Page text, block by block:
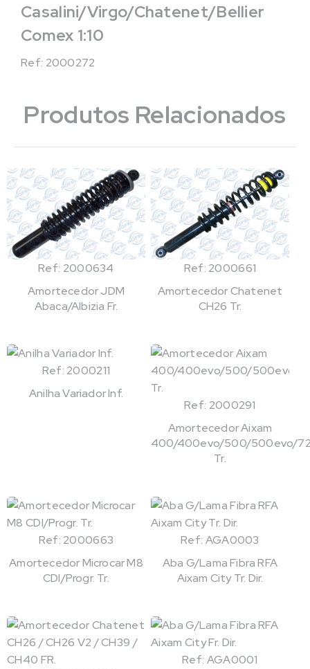
Casalini/Virgo/Chatenet/Bellier
Comex 1:10
Ref: 2000272
Produtos Relacionados
Ref: 2000634
Amortecedor JDM
Abaca/Albizia Fr.
Ref: 2000661
Amortecedor Chatenet
CH26 Tr.
Ref: 2000211
Anilha Variador Inf.
Ref: 2000291
Amortecedor Aixam
400/400evo/500/500evo/
Tr.
Ref: 2000663
Amortecedor Microcar M8
CDI/Progr. Tr.
Ref: AGA0003
Aba G/Lama Fibra RFA
Aixam City Tr. Dir.
Ref: AGA0001